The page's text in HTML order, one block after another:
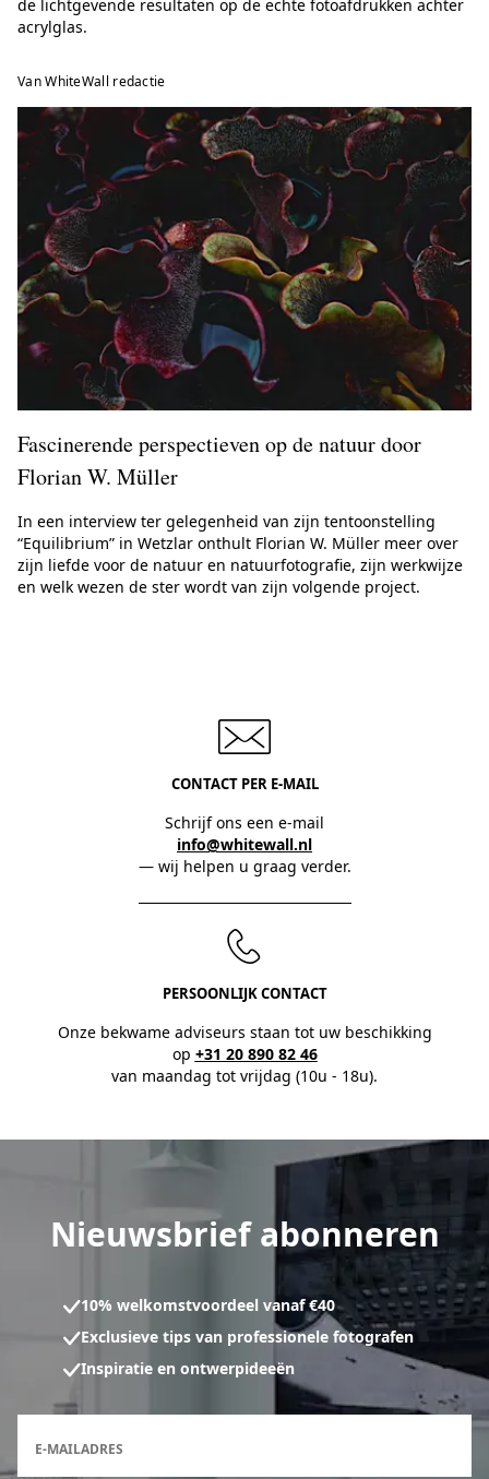
de lichtgevende resultaten op de echte fotoafdrukken achter
acrylglas.
Van WhiteWall redactie
Fascinerende perspectieven op de natuur door
Florian W. Müller
In een interview ter gelegenheid van zijn tentoonstelling
“Equilibrium” in Wetzlar onthult Florian W. Müller meer over
zijn liefde voor de natuur en natuurfotografie, zijn werkwijze
en welk wezen de ster wordt van zijn volgende project.
CONTACT PER E-MAIL
Schrijf ons een e-mail
info@whitewall.nl
— wij helpen u graag verder.
PERSOONLIJK CONTACT
Onze bekwame adviseurs staan tot uw beschikking
op +31 20 890 82 46
van maandag tot vrijdag (10u - 18u).
Nieuwsbrief abonneren
10% welkomstvoordeel vanaf €40
Exclusieve tips van professionele fotografen
Inspiratie en ontwerpideeën
E-MAILADRES